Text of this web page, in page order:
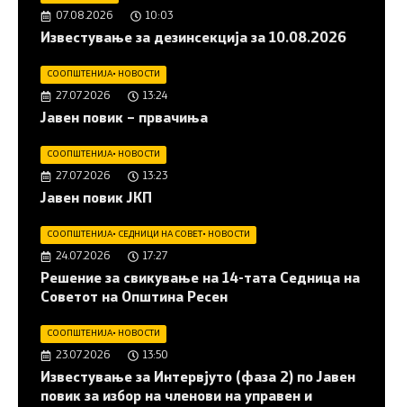
07.08.2026 10:03
Известување за дезинсекција за 10.08.2026
СООПШТЕНИЈА• НОВОСТИ
27.07.2026 13:24
Јавен повик – првачиња
СООПШТЕНИЈА• НОВОСТИ
27.07.2026 13:23
Јавен повик ЈКП
СООПШТЕНИЈА• СЕДНИЦИ НА СОВЕТ• НОВОСТИ
24.07.2026 17:27
Решение за свикување на 14-тата Седница на
Советот на Општина Ресен
СООПШТЕНИЈА• НОВОСТИ
23.07.2026 13:50
Известување за Интервјуто (фаза 2) по Јавен
повик за избор на членови на управен и